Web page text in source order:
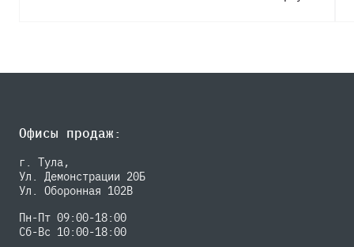
Офисы продаж:
г. Тула,
Ул. Демонстрации 20Б
Ул. Оборонная 102В
Пн-Пт 09:00-18:00
Сб-Вс 10:00-18:00